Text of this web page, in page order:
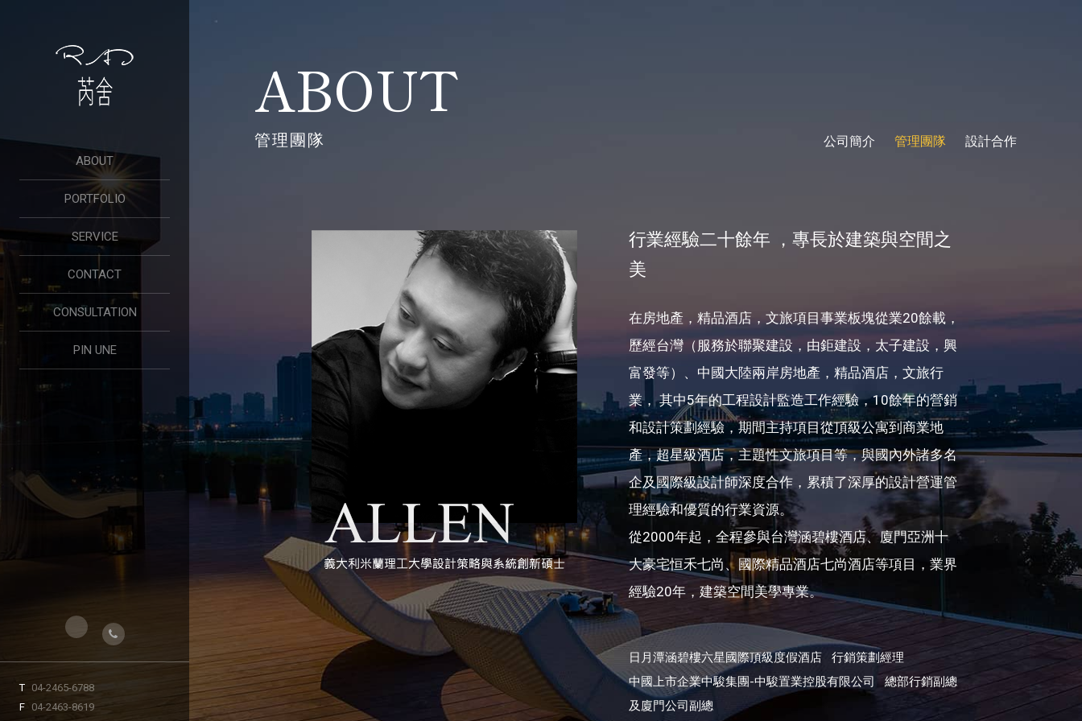
ABOUT
PORTFOLIO
SERVICE
CONTACT
CONSULTATION
PIN UNE
ABOUT
管理團隊 公司簡介 管理團隊 設計合作
行業經驗二十餘年 ，專長於建築與空間之
美
在房地產，精品酒店，文旅項目事業板塊從業20餘載，
歷經台灣（服務於聯聚建設，由鉅建設，太子建設，興
富發等）、中國大陸兩岸房地產，精品酒店，文旅行
業， 其中5年的工程設計監造工作經驗，10餘年的營銷
和設計策劃經驗，期間主持項目從頂級公寓到商業地
產，超星級酒店，主題性文旅項目等，與國內外諸多名
企及國際級設計師深度合作，累積了深厚的設計營運管
理經驗和優質的行業資源。
從2000年起，全程參與台灣涵碧樓酒店、廈門亞洲十
大豪宅恒禾七尚、國際精品酒店七尚酒店等項目，業界
經驗20年，建築空間美學專業。
日月潭涵碧樓六星國際頂級度假酒店 行銷策劃經理
中國上市企業中駿集團-中駿置業控股有限公司 總部行銷副總
及廈門公司副總
T 04-2465-6788
F 04-2463-8619